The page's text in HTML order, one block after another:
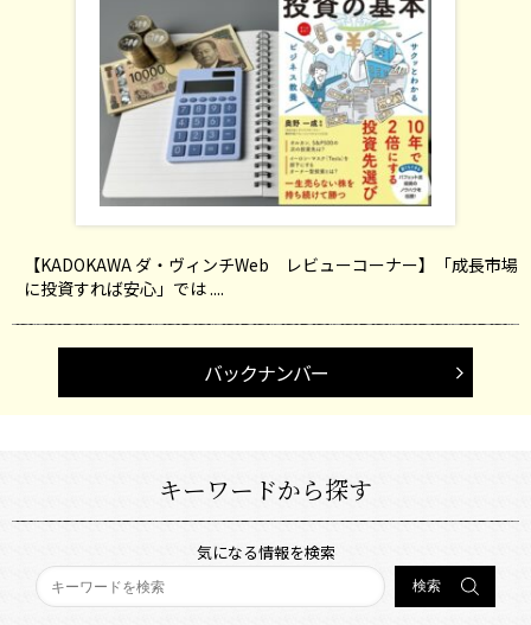
【KADOKAWA ダ・ヴィンチWeb レビューコーナー】「成長市場
に投資すれば安心」では ....
バックナンバー
キーワードから探す
気になる情報を検索